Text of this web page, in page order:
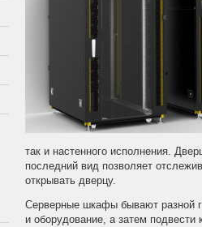
так и настенного исполнения.
последний вид позволяет
открывать дверцу.
Серверные шкафы бывают разной
и оборудование, а затем